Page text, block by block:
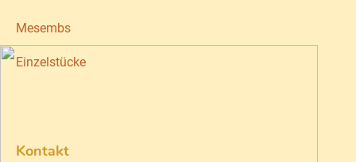
Mesembs
Einzelstücke
Kontakt